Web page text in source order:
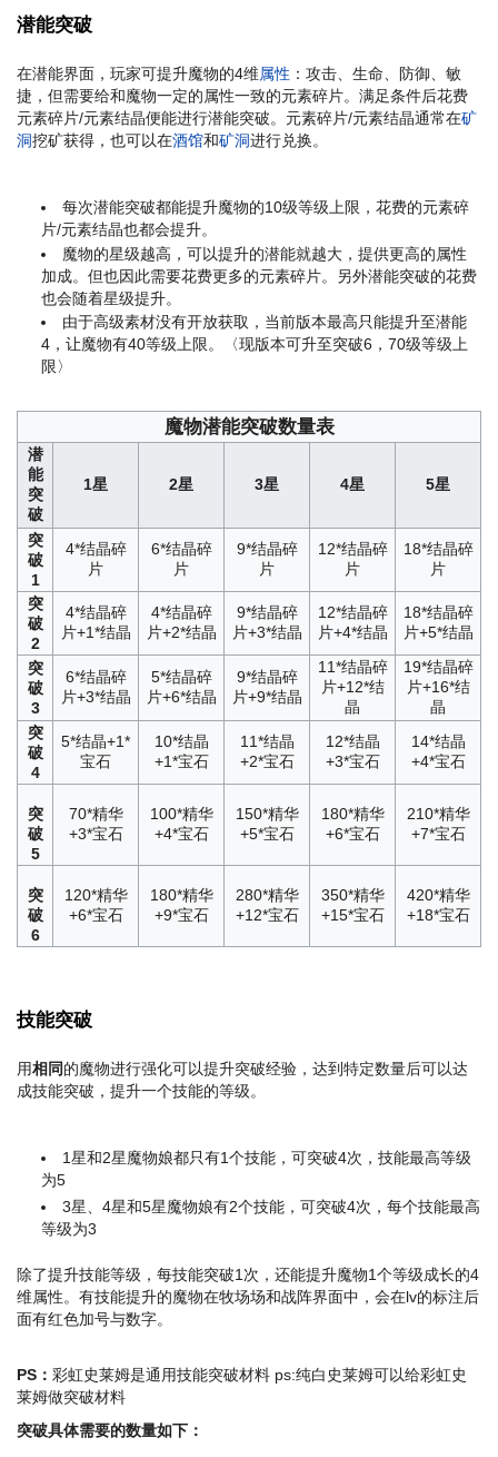
潜能突破
在潜能界面，玩家可提升魔物的4维属性 ：攻击、生命、防御、敏
捷，但需要给和魔物一定的属性一致的元素碎片。满足条件后花费
元素碎片/元素结晶便能进行潜能突破。元素碎片/元素结晶通常在矿
洞挖矿获得，也可以在酒馆和矿洞进行兑换。
每次潜能突破都能提升魔物的10级等级上限，花费的元素碎
片/元素结晶也都会提升。
魔物的星级越高，可以提升的潜能就越大，提供更高的属性
加成。但也因此需要花费更多的元素碎片。另外潜能突破的花费
也会随着星级提升。
由于高级素材没有开放获取，当前版本最高只能提升至潜能
4，让魔物有40等级上限。〈现版本可升至突破6，70级等级上
限〉
魔物潜能突破数量表
潜
能
突
破
1星 2星 3星 4星 5星
突
破
1
4*结晶碎
片
6*结晶碎
片
9*结晶碎
片
12*结晶碎
片
18*结晶碎
片
突
破
2
4*结晶碎
片+1*结晶
4*结晶碎
片+2*结晶
9*结晶碎
片+3*结晶
12*结晶碎
片+4*结晶
18*结晶碎
片+5*结晶
突
破
3
6*结晶碎
片+3*结晶
5*结晶碎
片+6*结晶
9*结晶碎
片+9*结晶
11*结晶碎
片+12*结
晶
19*结晶碎
片+16*结
晶
突
破
4
5*结晶+1*
宝石
10*结晶
+1*宝石
11*结晶
+2*宝石
12*结晶
+3*宝石
14*结晶
+4*宝石
突
破
5
70*精华
+3*宝石
100*精华
+4*宝石
150*精华
+5*宝石
180*精华
+6*宝石
210*精华
+7*宝石
突
破
6
120*精华
+6*宝石
180*精华
+9*宝石
280*精华
+12*宝石
350*精华
+15*宝石
420*精华
+18*宝石
技能突破
用相同的魔物进行强化可以提升突破经验，达到特定数量后可以达
成技能突破，提升一个技能的等级。
1星和2星魔物娘都只有1个技能，可突破4次，技能最高等级
为5
3星、4星和5星魔物娘有2个技能，可突破4次，每个技能最高
等级为3
除了提升技能等级，每技能突破1次，还能提升魔物1个等级成长的4
维属性。有技能提升的魔物在牧场场和战阵界面中，会在lv的标注后
面有红色加号与数字。
PS： 彩虹史莱姆是通用技能突破材料 ps:纯白史莱姆可以给彩虹史
莱姆做突破材料
突破具体需要的数量如下：